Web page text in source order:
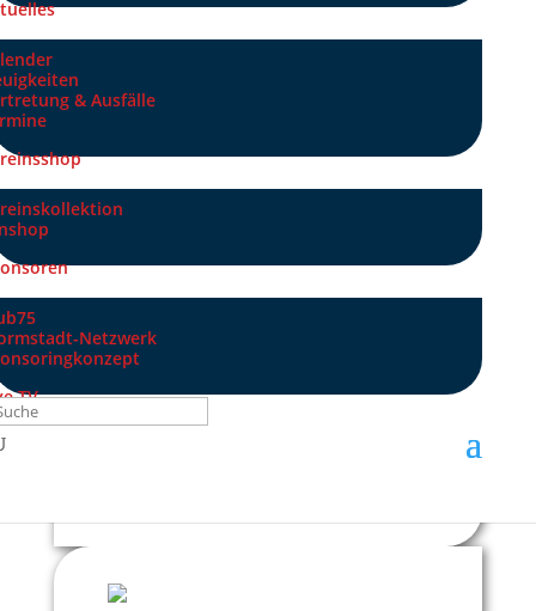
& Ausfälle
Netzwerk
TV
SPONSOREN & PARTNER